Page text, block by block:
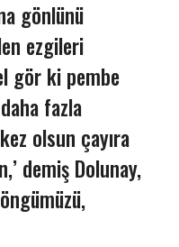
gönlünü
ezgileri
gör ki pembe
fazla
olsun çayıra
demiş Dolunay,